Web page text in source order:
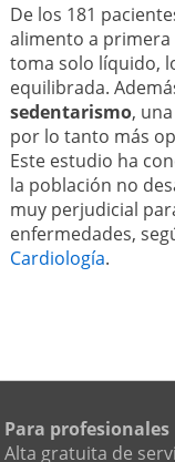
De los 181
alimento a primera
toma solo líquido,
equilibrada.
sedentarismo,
por lo tanto más
Este estudio ha
la población no
muy perjudicial
enfermedades,
Cardiología.
Para profesionales
Alta gratuita de